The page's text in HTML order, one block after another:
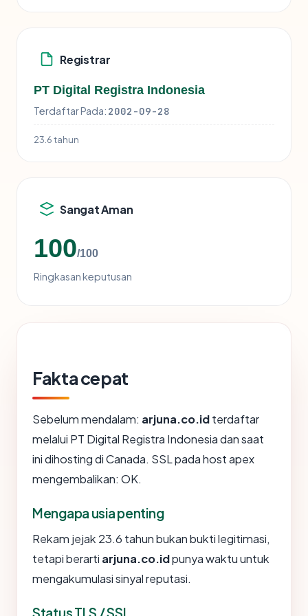
Registrar
PT Digital Registra Indonesia
Terdaftar Pada: 2002-09-28
23.6 tahun
Sangat Aman
100/100
Ringkasan keputusan
Fakta cepat
Sebelum mendalam: arjuna.co.idterdaftar
melalui PT Digital Registra Indonesia dan saat
ini dihosting di Canada. SSL pada host apex
mengembalikan: OK.
Mengapa usia penting
Rekam jejak 23.6 tahun bukan bukti legitimasi,
tetapi berarti arjuna.co.idpunya waktu untuk
mengakumulasi sinyal reputasi.